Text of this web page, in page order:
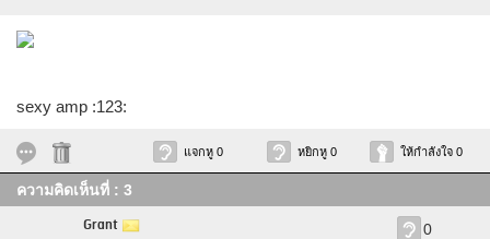
sexy amp :123:
แจกหู 0 หยิกหู 0 ให้กำลังใจ 0
ความคิดเห็นที่ : 3
Grant 0